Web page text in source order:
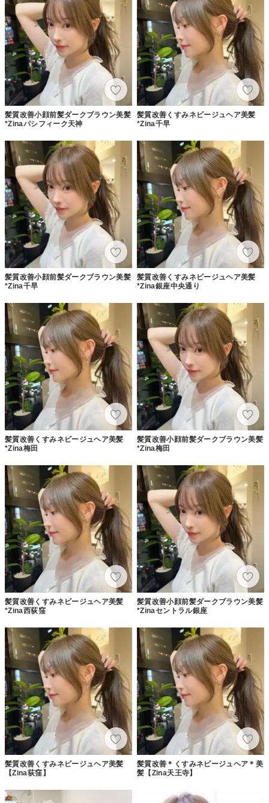
髪質改善小顔前髪ダークブラウン美髪
*Zinaパシフィーク天神
髪質改善くすみネビージュヘア美髪
*Zina千早
髪質改善小顔前髪ダークブラウン美髪
*Zina千早
髪質改善くすみネビージュヘア美髪
*Zina銀座中央通り
髪質改善くすみネビージュヘア美髪
*Zina梅田
髪質改善小顔前髪ダークブラウン美髪
*Zina梅田
髪質改善くすみネビージュヘア美髪
*Zina西荻窪
髪質改善小顔前髪ダークブラウン美髪
*Zinaセントラル銀座
髪質改善くすみネビージュヘア美髪
【Zina荻窪】
髪質改善＊くすみネビージュヘア＊美
髪【Zina天王寺】